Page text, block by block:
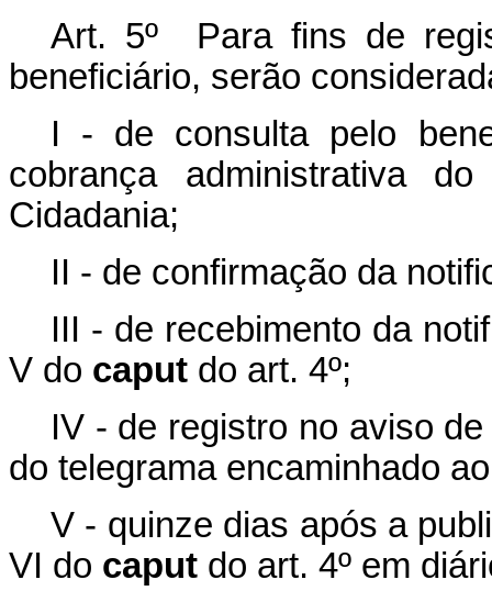
Art. 5º Para fins de
beneficiário, serão
I - de consulta pelo
cobrança administrativa
Cidadania;
II - de confirmação da
III - de recebimento da
V do caput do art. 4º;
IV - de registro no aviso
do telegrama encaminhado
V - quinze dias após a
VI do caput do art. 4º em